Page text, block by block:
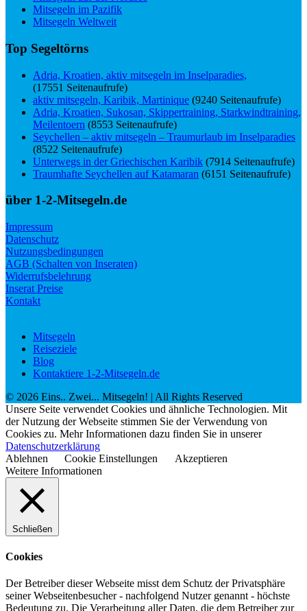
Mitsegeln im Pazifik
Mitsegeln Weltweit
Top Segeltörns
Adria, Kroatien, aktiv mitsegeln im Inselparadies,
(17551 Seitenaufrufe)
aktiv mitsegeln, Karibik, Martinique (9240 Seitenaufrufe)
Adria, Kroatien, Sukosan, Skippertraining, Starkwindtraining,
Meilentoern (8553 Seitenaufrufe)
Seychellen – aktiv mitsegeln – Traumurlaub im Inselparadies
(8522 Seitenaufrufe)
Unterwegs in der Griechischen Karibik (7914 Seitenaufrufe)
Traumhafte Seychellen auf Katamaran (6151 Seitenaufrufe)
über 1-2-Mitsegeln.de
Impressum
Datenschutz
Nutzungsbedingungen
AGB (Schalten von Inseraten)
Widerrufsbelehrung
Inserat Preise
Kontakt
Mitsegeln
Reiseziele
Blog
Kontaktiere 1-2-Mitsegeln.de
© 2026 Eins.. Zwei... Mitsegeln! | All Rights Reserved
Unsere Seite verwendet Cookies und ähnliche Technologien. Mit
der Nutzung der Webseite stimmen Sie der Verwendung von
Cookies zu. Mehr Informationen dazu finden Sie in unserer
Datenschutzerklärung
Ablehnen
Cookie Einstellungen
Akzeptieren
Weitere Informationen
Schließen
Cookies
Der Betreiber dieser Webseite misst dem Schutz der Privatsphäre
seiner Webseitenbesucher - nachfolgend Nutzer genannt - höchste
Bedeutung zu. Die Verarbeitung aller Daten, die dem Betreiber zur